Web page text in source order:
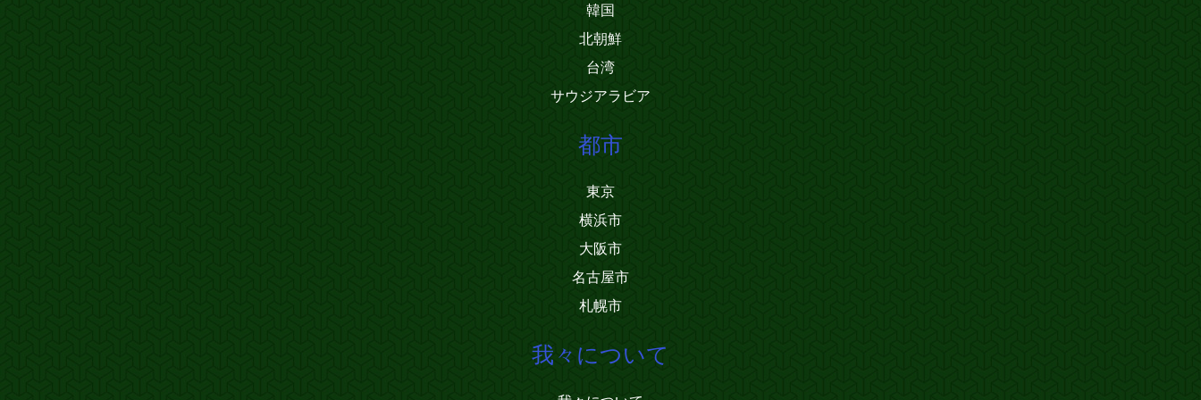
韓国
北朝鮮
台湾
サウジアラビア
都市
東京
横浜市
大阪市
名古屋市
札幌市
我々について